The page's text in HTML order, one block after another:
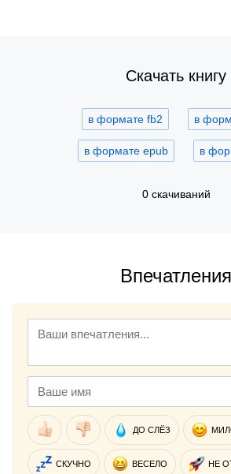
Скачать книгу
в формате fb2 в
в формате epub в
0 скачиваний
Впечатления
ДО СЛЁЗ
СКУЧНО ВЕСЕЛО НЕ